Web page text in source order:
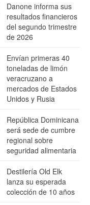
Danone informa sus
resultados financieros
del segundo trimestre
de 2026
Envían primeras 40
toneladas de limón
veracruzano a
mercados de Estados
Unidos y Rusia
República Dominicana
será sede de cumbre
regional sobre
seguridad alimentaria
Destilería Old Elk
lanza su esperada
colección de 10 años